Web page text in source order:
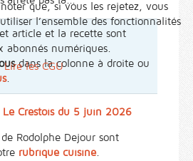
article et la recette sont
abonnés numériques.
dans la colonne à droite ou
.
Le Crestois du 5 juin 2026
Rodolphe Dejour sont
rubrique cuisine.
que, si vous les rejetez, vous
l’ensemble des fonctionnalités
Lire les CGU